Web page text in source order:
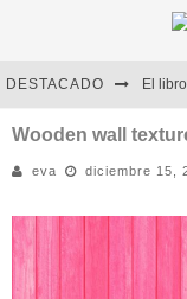
DESTACADO
Diego
Wooden wall
eva diciembre 15,